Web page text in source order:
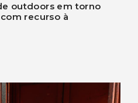
outdoors em torno
recurso à